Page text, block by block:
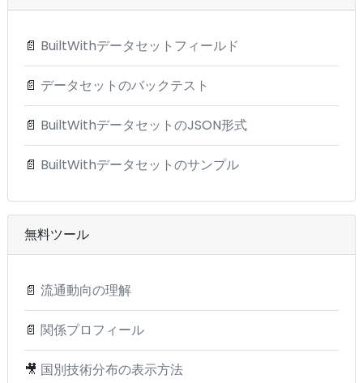
📄 BuiltWithデータセットフィールド
📄 データセットのバックテスト
📄 BuiltWithデータセットのJSON形式
📄 BuiltWithデータセットのサンプル
無料ツール
📄 流通動向の理解
📄 関係プロフィール
🎥 国別技術分布の表示方法